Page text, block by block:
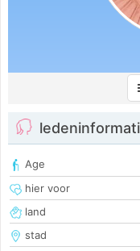
Age
hier voor
land
stad